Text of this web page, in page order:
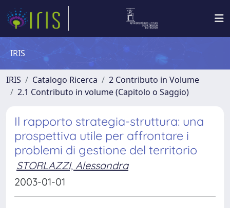
IRIS
IRIS Catalogo Ricerca
2 Contributo in Volume
2.1 Contributo in volume (Capitolo o Saggio)
Il rapporto strategia-struttura: una
prospettiva utile per affrontare i
problemi di gestione del territorio
STORLAZZI, Alessandra
2003-01-01